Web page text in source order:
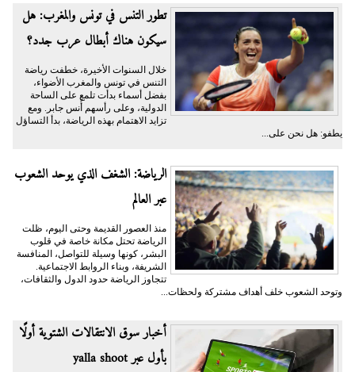
تطور التنس في تونس والمغرب: هل
سيكون هناك أبطال عرب جدد؟
خلال السنوات الأخيرة، خطفت رياضة
التنس في تونس والمغرب الأضواء،
بفضل أسماء بدأت تلمع على الساحة
الدولية، وعلى رأسهم أُنس جابر. ومع
تزايد الاهتمام بهذه الرياضة، بدأ التساؤل
يطفو: هل نحن على...
الرياضة: الشغف الذي يوحد الشعوب
عبر العالم
منذ العصور القديمة وحتى اليوم، ظلت
الرياضة تحتل مكانة خاصة في قلوب
البشر، كونها وسيلة للتواصل، المنافسة
الشريفة، وبناء الروابط الاجتماعية.
تتجاوز الرياضة حدود الدول والثقافات،
وتوحد الشعوب خلف أهداف مشتركة ولحظات...
أخبار سوق الانتقالات الشتوية أولًا
بأول عبر yalla shoot